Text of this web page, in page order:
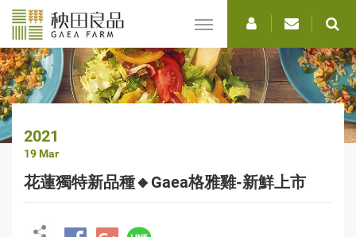
單
2021
19 Mar
花蓮獨特新品種🔸Gaea格雅雞-新鮮上市